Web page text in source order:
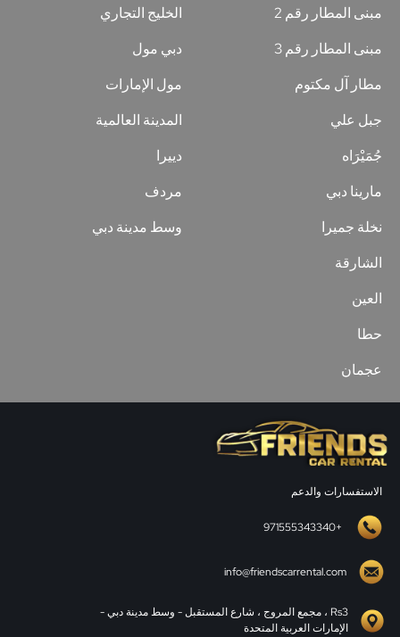
مبنى المطار رقم 2
مبنى المطار رقم 3
مطار آل مكتوم
الخليج التجاري
دبي مول
مول الإمارات
جبل علي
جُمَيْرَاه
مارينا دبي
نخلة جميرا
المدينة العالمية
دييرا
مردف
وسط مدينة دبي
الشارقة
العين
حطا
عجمان
الاستفسارات والدعم
+971555343340
info@friendscarrental.com
Rs3 ، مجمع المروج ، شارع المستقبل - وسط مدينة دبي -
الإمارات العربية المتحدة